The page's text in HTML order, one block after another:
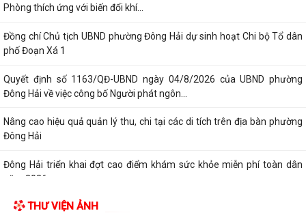
Phòng thích ứng với biến đổi khí...
Đồng chí Chủ tịch UBND phường Đông Hải dự sinh hoạt Chi bộ Tổ dân
phố Đoạn Xá 1
Quyết định số 1163/QĐ-UBND ngày 04/8/2026 của UBND phường
Đông Hải về việc công bố Người phát ngôn...
Nâng cao hiệu quả quản lý thu, chi tại các di tích trên địa bàn phường
Đông Hải
Đông Hải triển khai đợt cao điểm khám sức khỏe miễn phí toàn dân
năm 2026
THƯ VIỆN ẢNH